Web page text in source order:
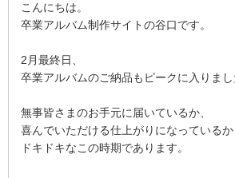
こんにちは。
卒業アルバム制作サイトの谷口です。
2月最終日、
卒業アルバムのご納品もピークに入りまし
無事皆さまのお手元に届いているか、
喜んでいただける仕上がりになっているか
ドキドキなこの時期であります。